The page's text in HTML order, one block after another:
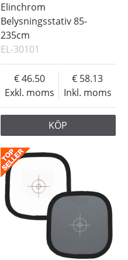
Elinchrom
Belysningsstativ 85-
235cm
EL-30101
Exkl. moms
46.50
Inkl. moms
58.13
KÖP